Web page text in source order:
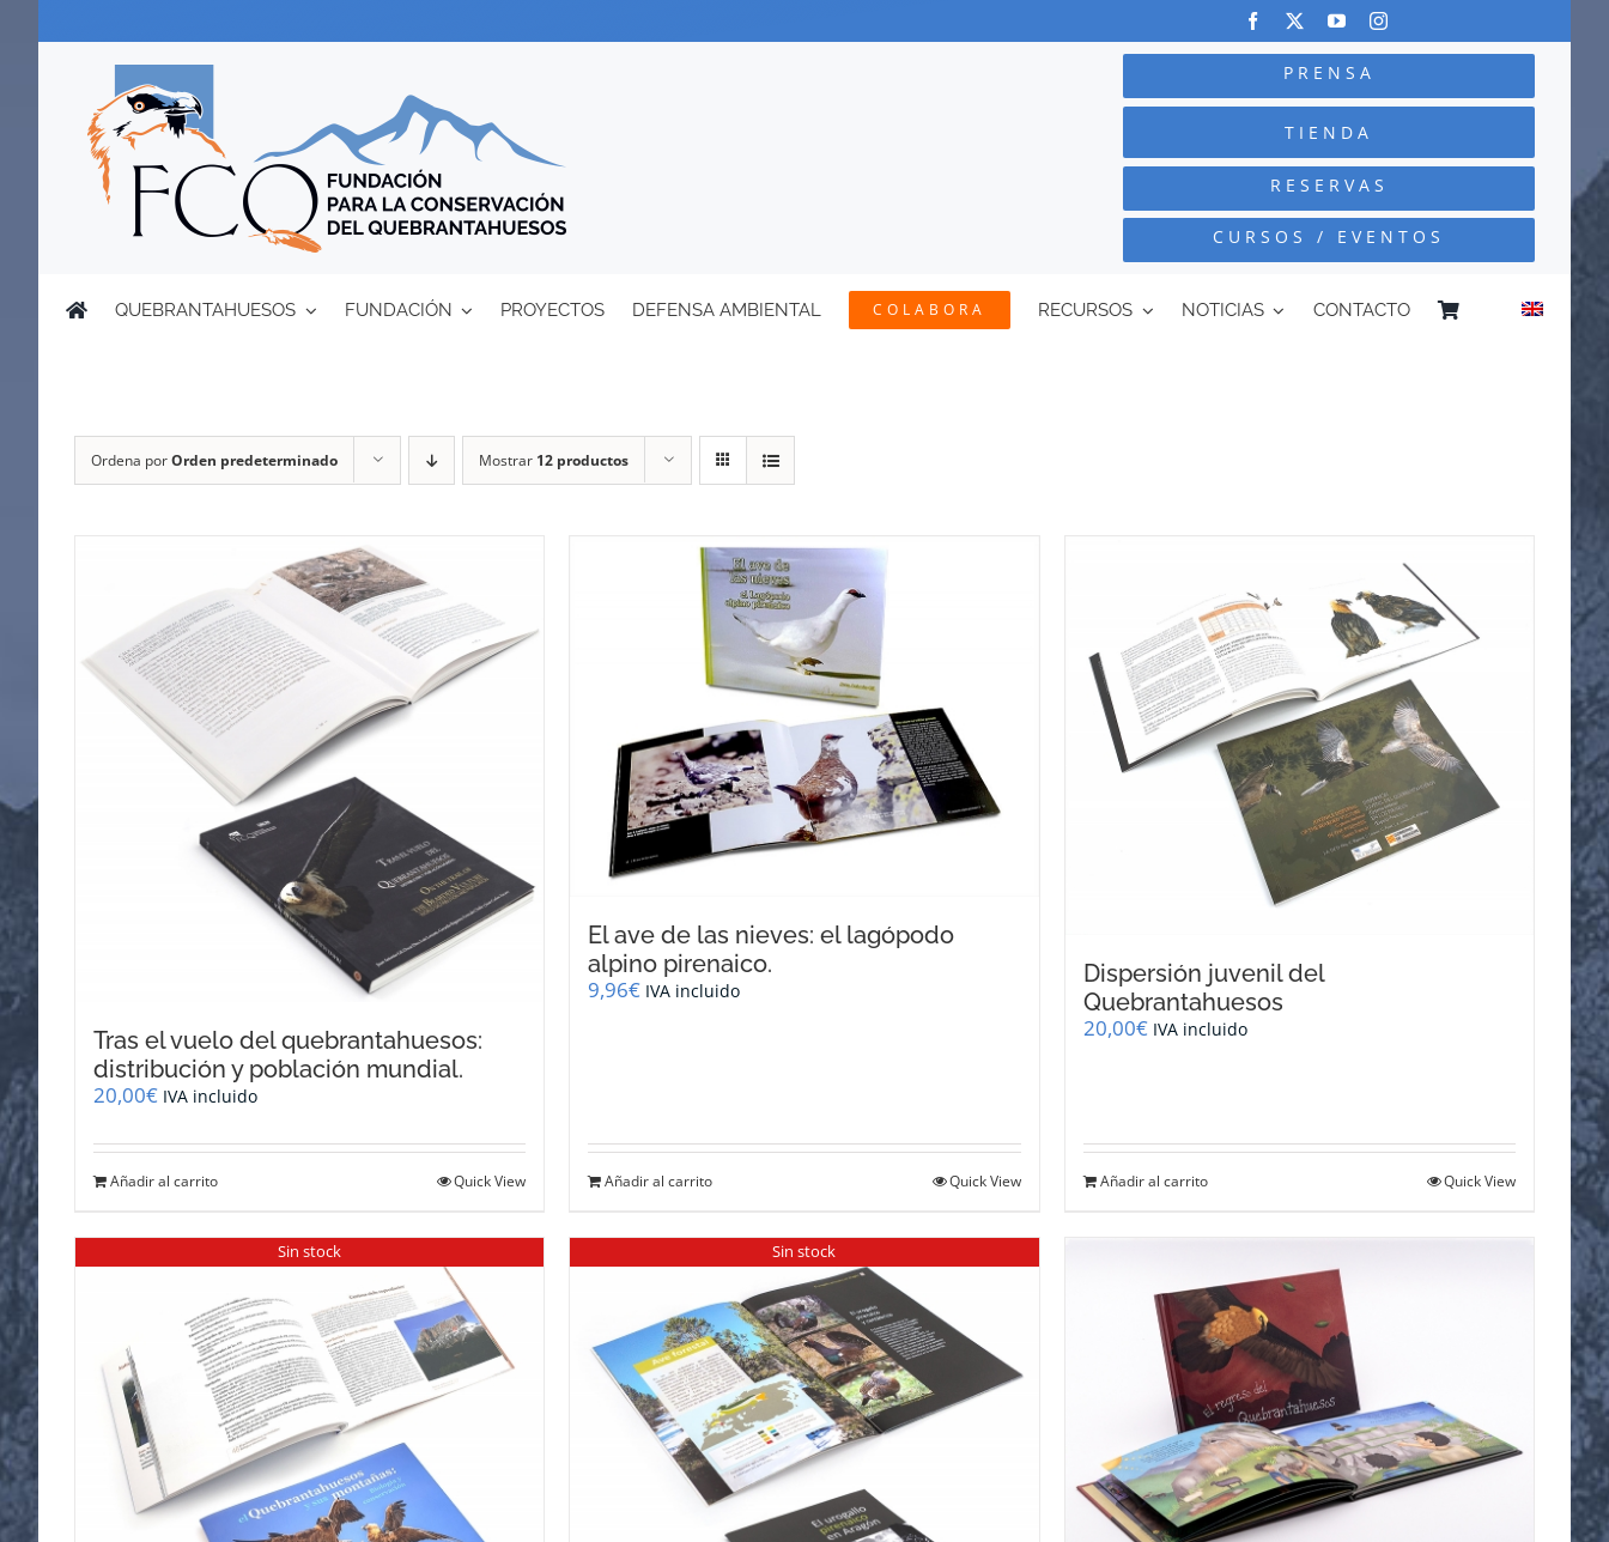
PRENSA
TIENDA
RESERVAS
CURSOS / EVENTOS
QUEBRANTAHUESOS FUNDACIÓN PROYECTOS DEFENSA AMBIENTAL COLABORA RECURSOS NOTICIAS CONTACTO
Ordena porOrden predeterminado Mostrar 12 productos
Tras el vuelo del quebrantahuesos:
distribución y población mundial.
20,00€ IVA incluido
Añadir al carrito Quick View
El ave de las nieves: el lagópodo
alpino pirenaico.
9,96€ IVA incluido
Añadir al carrito Quick View
Dispersión juvenil del
Quebrantahuesos
20,00€ IVA incluido
Añadir al carrito Quick View
Sin stock Sin stock